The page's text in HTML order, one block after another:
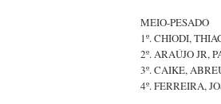
MEIO-PESADO
1º. CHIODI,
2º. ARAÚJO JR,
3º. CAIKE,
4º. FERREIRA,